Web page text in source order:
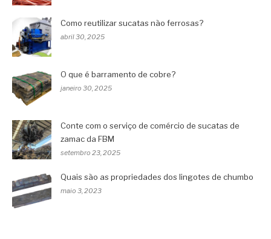
Como reutilizar sucatas não ferrosas?
abril 30, 2025
O que é barramento de cobre?
janeiro 30, 2025
Conte com o serviço de comércio de sucatas de
zamac da FBM
setembro 23, 2025
Quais são as propriedades dos lingotes de chumbo
maio 3, 2023